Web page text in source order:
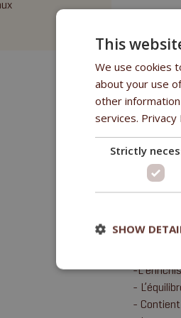
Un
Il est
azotées
le facteur
- Assure
- Les
- Le
- Les
-
-
-
This
We use cookies
about your use
other
services. Privacy
Strictly
SHOW